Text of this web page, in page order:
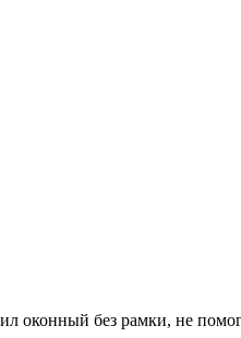
оконный без рамки, не